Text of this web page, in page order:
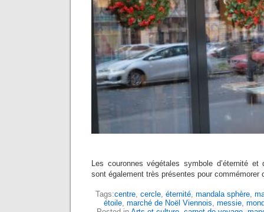
Les couronnes végétales symbole d’éternité et
sont également très présentes pour commémorer
Tags:centre, cercle, éternité, mandala sphère,
étoile, marché de Noël Viennois, messie,